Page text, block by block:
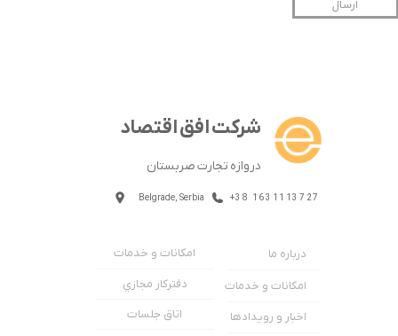
ارسال
شرکت افق اقتصاد
دروازه تجارت صربستان
Belgrade, Serbia +38 1631113727
درباره ما
امکانات و خدمات
اخبار و رویدادها
امکانات و خدمات
دفترکار مجازي
اتاق جلسات